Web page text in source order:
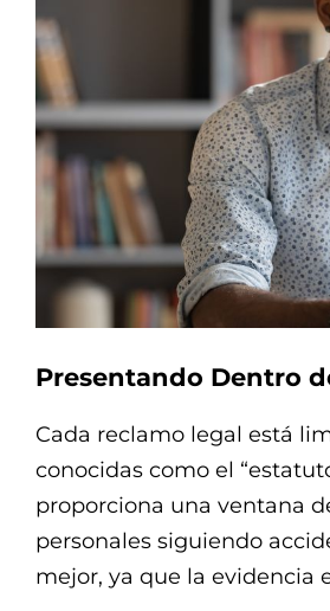
Presentando Dentro
Cada reclamo legal está
conocidas como el
proporciona una ventana
personales siguiendo
mejor, ya que la evidencia